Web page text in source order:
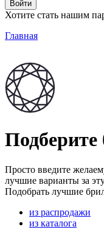
Войти
Хотите стать нашим
Главная
Подберите
Просто введите
лучшие варианты за
Подобрать лучшие
из распродажи
из каталога